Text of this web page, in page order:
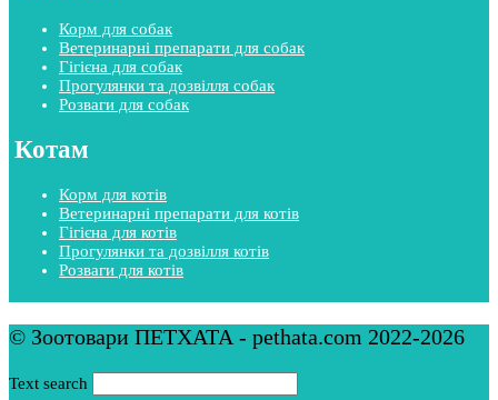
Корм для собак
Ветеринарні препарати для собак
Гігієна для собак
Прогулянки та дозвілля собак
Розваги для собак
Котам
Корм для котів
Ветеринарні препарати для котів
Гігієна для котів
Прогулянки та дозвілля котів
Розваги для котів
© Зоотовари ПЕТХАТА - pethata.com 2022-2026
Text search